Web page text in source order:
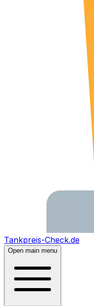
Tankpreis-Check.de
Open main menu